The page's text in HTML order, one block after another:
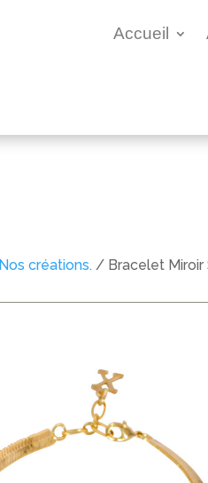
Accueil
Nos créations. / Bracelet Miroir